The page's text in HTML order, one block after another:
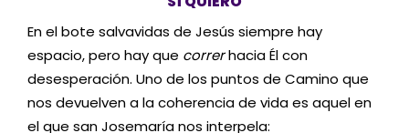
En el bote salvavidas de Jesús siempre hay
espacio, pero hay que correrhacia Él con
desesperación. Uno de los puntos de Camino que
nos devuelven a la coherencia de vida es aquel en
el que san Josemaría nos interpela: